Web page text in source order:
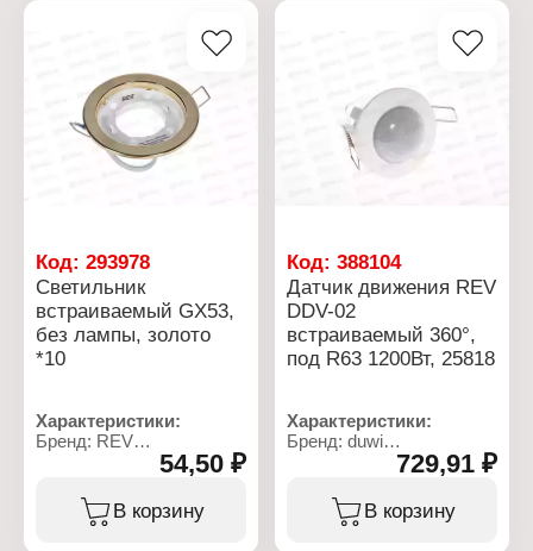
Код: 293978
Cветильник
встраиваемый GX53,
без лампы, золото
*10
Характеристики:
Бренд: REV
Артикул: 28950 0
Тип товара: Светильник
Комплектация: корпус
без лампы
54,50 ₽
В корзину
Код:388104
Датчик движения REV
DDV-02
встраиваемый 360°,
под R63 1200Вт, 25818
Характеристики:
Бренд: duwi
Артикул: 25818 6
Тип товара: Датчик
движения
729,91 ₽
В корзину